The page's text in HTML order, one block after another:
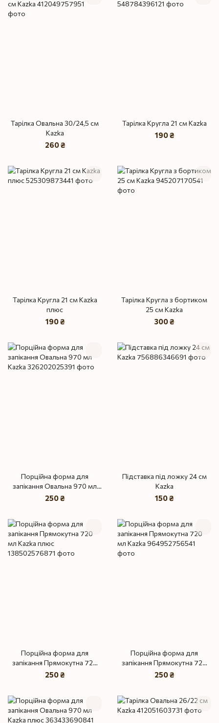
Тарілка Овальна 30/24,5 см
Kazka
260 ₴
Тарілка Кругла 21 см Kazka
190 ₴
Тарілка Кругла 21 см Kazka
плюс
190 ₴
Тарілка Кругла з бортиком
25 см Kazka
300 ₴
Порційна форма для
запікання Овальна 970 мл
Kazka
250 ₴
Підставка під ложку 24 см
Kazka
150 ₴
Порційна форма для
запікання Прямокутна 720
мл Kazka плюс
250 ₴
Порційна форма для
запікання Прямокутна 720
мл Kazka
250 ₴